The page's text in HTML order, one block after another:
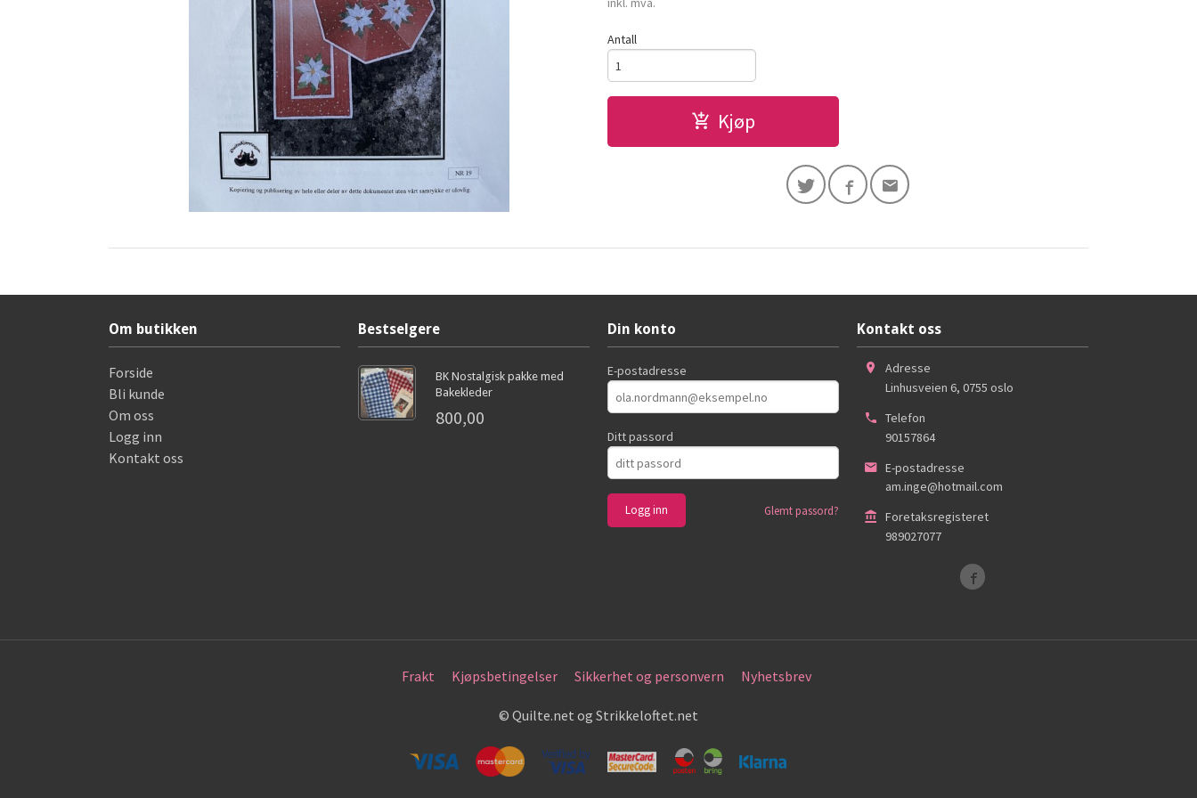
Antall
Kjøp
Om butikken
Forside
Bli kunde
Om oss
Logg inn
Kontakt oss
Bestselgere
BK Nostalgisk pakke med
Bakekleder
800,00
Din konto
E-postadresse
Ditt passord
Glemt passord?
Kontakt oss
Adresse
Linhusveien 6, 0755 oslo
Telefon
90157864
E-postadresse
am.inge@hotmail.com
Foretaksregisteret
989027077
Frakt Kjøpsbetingelser Sikkerhet og personvern Nyhetsbrev
© Quilte.net og Strikkeloftet.net